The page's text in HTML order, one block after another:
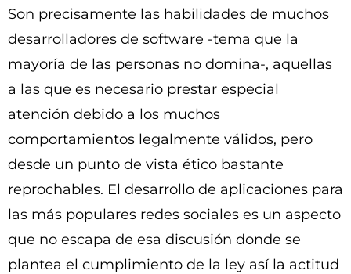
Son precisamente las habilidades de muchos
desarrolladores de software -tema que la
mayoría de las personas no domina-, aquellas
a las que es necesario prestar especial
atención debido a los muchos
comportamientos legalmente válidos, pero
desde un punto de vista ético bastante
reprochables. El desarrollo de aplicaciones para
las más populares redes sociales es un aspecto
que no escapa de esa discusión donde se
plantea el cumplimiento de la ley así la actitud